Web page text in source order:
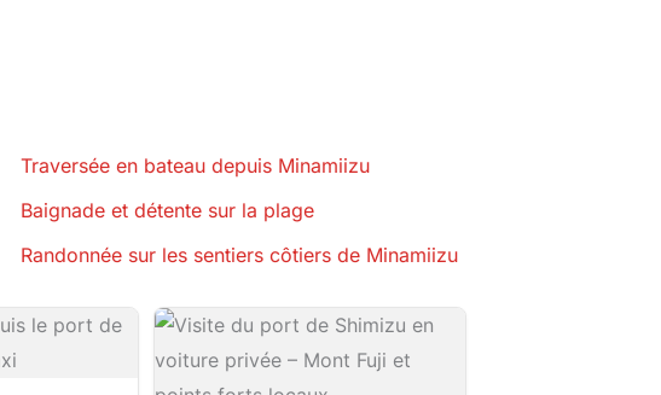
Traversée en bateau depuis Minamiizu
Baignade et détente sur la plage
Randonnée sur les sentiers côtiers de Minamiizu